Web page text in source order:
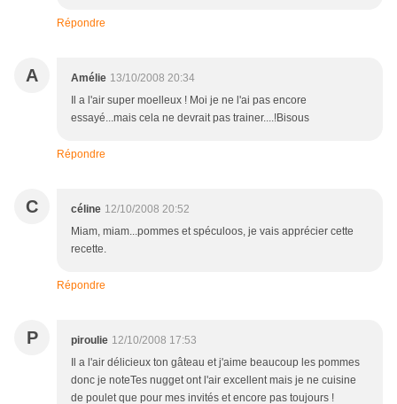
Répondre
A Amélie 13/10/2008 20:34
Il a l'air super moelleux ! Moi je ne l'ai pas encore
essayé...mais cela ne devrait pas trainer....!Bisous
Répondre
C céline 12/10/2008 20:52
Miam, miam...pommes et spéculoos, je vais apprécier cette
recette.
Répondre
P piroulie 12/10/2008 17:53
Il a l'air délicieux ton gâteau et j'aime beaucoup les pommes
donc je noteTes nugget ont l'air excellent mais je ne cuisine
de poulet que pour mes invités et encore pas toujours !